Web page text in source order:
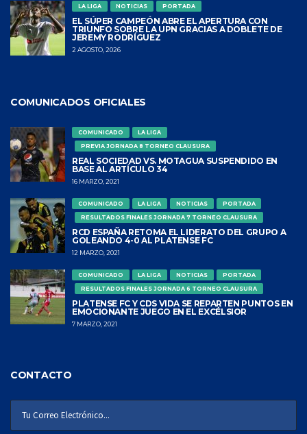
LA LIGA NOTICIAS PORTADA
EL SÚPER CAMPEÓN ABRE EL APERTURA CON
TRIUNFO SOBRE LA UPN GRACIAS A DOBLETE DE
JEREMY RODRÍGUEZ
2 AGOSTO, 2026
COMUNICADOS OFICIALES
COMUNICADO
LA LIGA
PREVIA JORNADA 8 TORNEO CLAUSURA
REAL SOCIEDAD VS. MOTAGUA SUSPENDIDO EN
BASE AL ARTÍCULO 34
16 MARZO, 2021
COMUNICADO LA LIGA NOTICIAS
PORTADA
RESULTADOS FINALES JORNADA 7 TORNEO CLAUSURA
RCD ESPAÑA RETOMA EL LIDERATO DEL GRUPO A
GOLEANDO 4-0 AL PLATENSE FC
12 MARZO, 2021
COMUNICADO LA LIGA NOTICIAS
PORTADA
RESULTADOS FINALES JORNADA 6 TORNEO CLAUSURA
PLATENSE FC Y CDS VIDA SE REPARTEN PUNTOS EN
EMOCIONANTE JUEGO EN EL EXCÉLSIOR
7 MARZO, 2021
CONTACTO